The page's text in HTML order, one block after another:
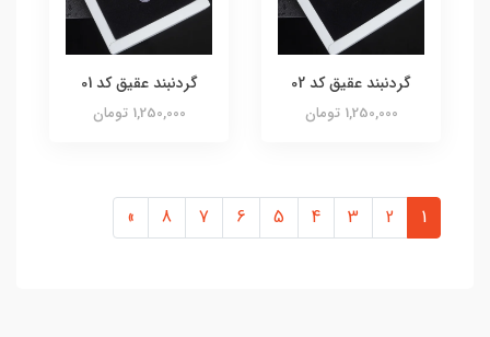
گردنبند عقیق کد 02
1,250,000 تومان
گردنبند عقیق کد 01
1,250,000 تومان
1
2
3
4
5
6
7
8
»